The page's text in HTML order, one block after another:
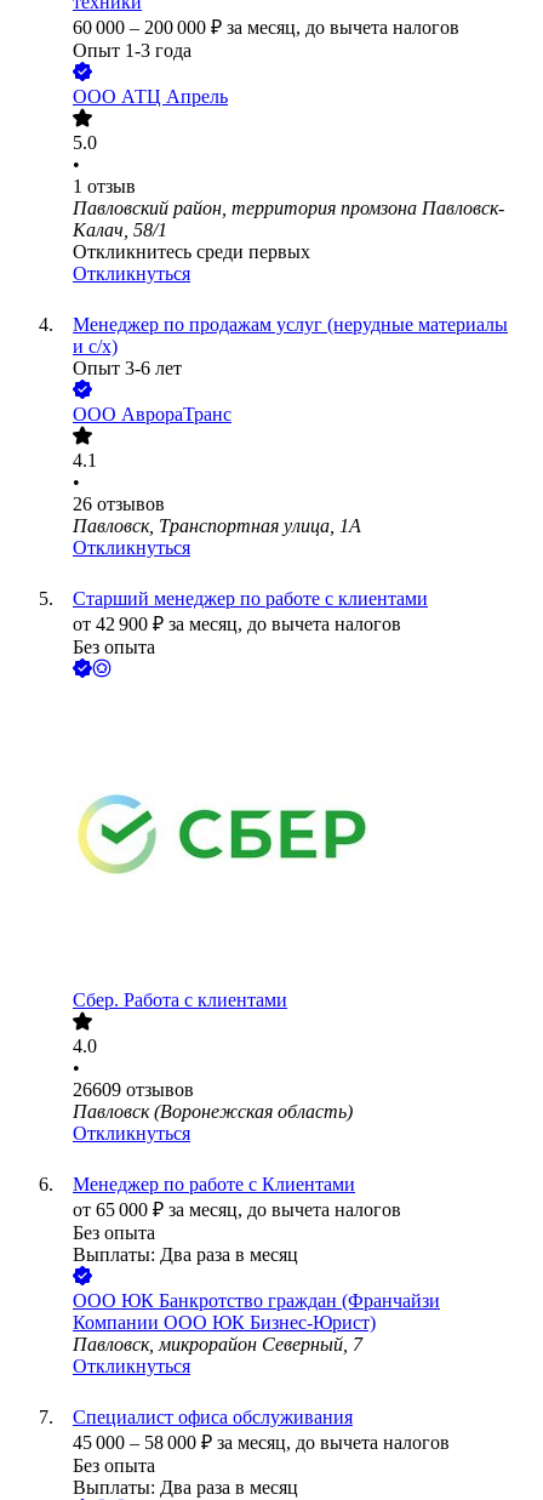
60 000 – 200 000 ₽ за месяц, до вычета налогов
Опыт 1-3 года
ООО АТЦ Апрель
5.0
•
1 отзыв
Павловский район, территория промзона Павловск-
Калач, 58/1
Откликнитесь среди первых
Откликнуться
Менеджер по продажам услуг (нерудные материалы
и с/х)
Опыт 3-6 лет
ООО АврораТранс
4.1
•
26 отзывов
Павловск, Транспортная улица, 1А
Откликнуться
Старший менеджер по работе с клиентами
от 42 900 ₽ за месяц, до вычета налогов
Без опыта
Сбер. Работа с клиентами
4.0
•
26609 отзывов
Павловск (Воронежская область)
Откликнуться
Менеджер по работе с Клиентами
от 65 000 ₽ за месяц, до вычета налогов
Без опыта
Выплаты: Два раза в месяц
ООО ЮК Банкротство граждан (Франчайзи
Компании ООО ЮК Бизнес-Юрист)
Павловск, микрорайон Северный, 7
Откликнуться
Специалист офиса обслуживания
45 000 – 58 000 ₽ за месяц, до вычета налогов
Без опыта
Выплаты: Два раза в месяц